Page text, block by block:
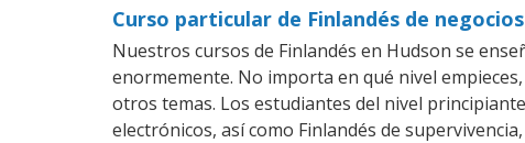
Curso particular de Finlandés de
Nuestros cursos de Finlandés en Hudson se
enormemente. No importa en qué nivel
otros temas. Los estudiantes del nivel
electrónicos, así como Finlandés de